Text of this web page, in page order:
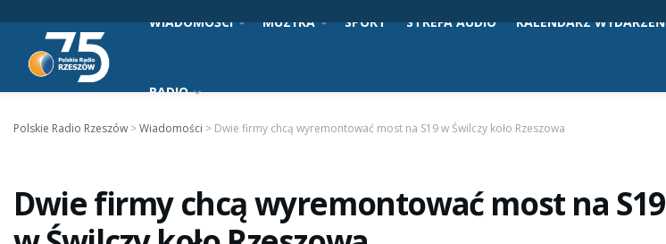
WIADOMOŚCI MUZYKA SPORT STREFA AUDIO KALENDARZ WYDARZEŃ
RADIO
Polskie Radio Rzeszów >Wiadomości > Dwie firmy chcą wyremontować most na S19 w Świlczy koło Rzeszowa
Dwie firmy chcą wyremontować most na S19